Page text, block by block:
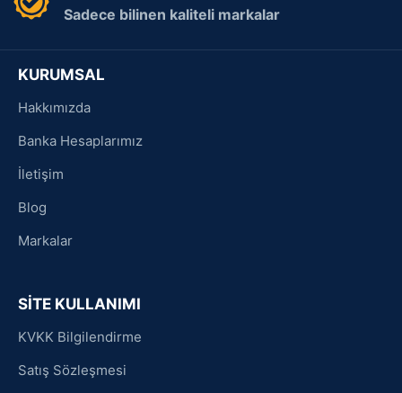
Sadece bilinen kaliteli markalar
KURUMSAL
Hakkımızda
Banka Hesaplarımız
İletişim
Blog
Markalar
SİTE KULLANIMI
KVKK Bilgilendirme
Satış Sözleşmesi